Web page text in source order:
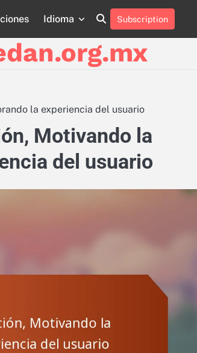
Idioma
About
Us
Contact
Us
Cookie
Policy
Privacy
Policy
Sitemap
Terms
and
Conditions
Subscription
la experiencia del usuario
Motivando la
del usuario